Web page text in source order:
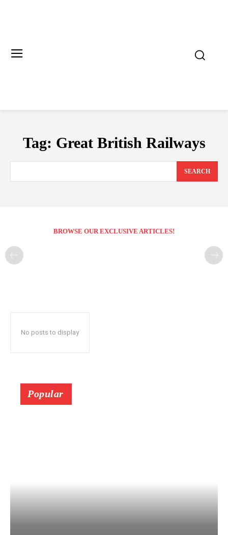
Tag: Great British Railways
SEARCH
BROWSE OUR EXCLUSIVE ARTICLES!
No posts to display
Popular